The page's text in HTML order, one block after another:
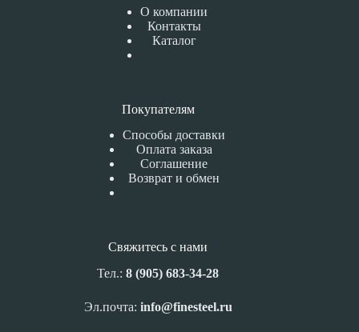
О компании
Контакты
Каталог
Покупателям
Способы доставки
Оплата заказа
Соглашение
Возврат и обмен
Свяжитесь с нами
Тел.:8 (905) 683-34-28
Эл.почта: info@finesteel.ru